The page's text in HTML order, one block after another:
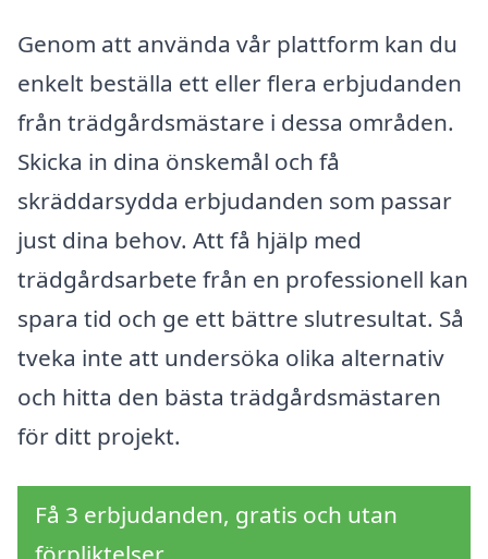
Genom att använda vår plattform kan du
enkelt beställa ett eller flera erbjudanden
från trädgårdsmästare i dessa områden.
Skicka in dina önskemål och få
skräddarsydda erbjudanden som passar
just dina behov. Att få hjälp med
trädgårdsarbete från en professionell kan
spara tid och ge ett bättre slutresultat. Så
tveka inte att undersöka olika alternativ
och hitta den bästa trädgårdsmästaren
för ditt projekt.
Få 3 erbjudanden, gratis och utan